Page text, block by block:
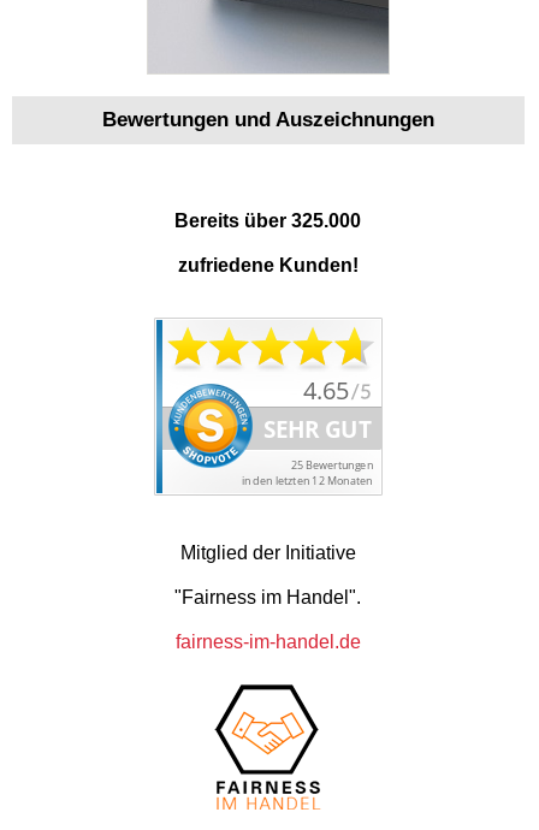
Bewertungen und Auszeichnungen
Bereits über 325.000
zufriedene Kunden!
Mitglied der Initiative
"Fairness im Handel".
fairness-im-handel.de